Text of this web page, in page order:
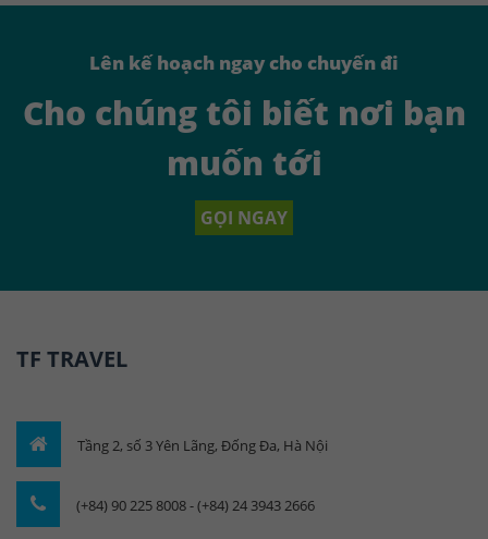
Lên kế hoạch ngay cho chuyến đi
Cho chúng tôi biết nơi bạn
muốn tới
GỌI NGAY
TF TRAVEL
Tầng 2, số 3 Yên Lãng, Đống Đa, Hà Nội
(+84) 90 225 8008 - (+84) 24 3943 2666